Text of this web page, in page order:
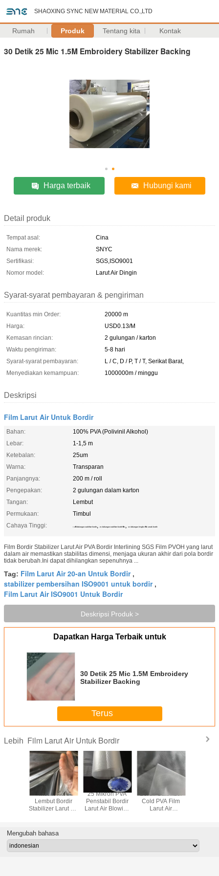
SHAOXING SYNC NEW MATERIAL CO.,LTD
Rumah Produk Tentang kita Kontak
30 Detik 25 Mic 1.5M Embroidery Stabilizer Backing
Harga terbaik Hubungi kami
Detail produk
Tempat asal:
Cina
Nama merek:
SNYC
Sertifikasi:
SGS,ISO9001
Nomor model:
Larut Air Dingin
Syarat-syarat pembayaran & pengiriman
Kuantitas min Order:
20000 m
Harga:
USD0.13/M
Kemasan rincian:
2 gulungan / karton
Waktu pengiriman:
5-8 hari
Syarat-syarat pembayaran:
L / C, D / P, T / T, Serikat Barat,
Menyediakan kemampuan:
1000000m / minggu
Deskripsi
Film Larut Air Untuk Bordir
Bahan:
100% PVA (Polivinil Alkohol)
Lebar:
1-1,5 m
Ketebalan:
25um
Warna:
Transparan
Panjangnya:
200 m / roll
Pengepakan:
2 gulungan dalam karton
Tangan:
Lembut
Permukaan:
Timbul
Cahaya Tinggi:
1.5M dukungan stabilizer bordir , 25 dukungan stabilizer bordir Mic , 25 dukungan lengket Mic untuk bordir
Film Bordir Stabilizer Larut Air PVA Bordir Interlining SGS Film PVOH yang larut
dalam air memastikan stabilitas dimensi, menjaga ukuran akhir dari pola bordir
tidak berubah.Ini dapat dihilangkan sepenuhnya ...
Tag: Film Larut Air 20-an Untuk Bordir,
stabilizer pembersihan ISO9001 untuk bordir,
Film Larut Air ISO9001 Untuk Bordir
Deskripsi Produk >
Dapatkan Harga Terbaik untuk
30 Detik 25 Mic 1.5M Embroidery
Stabilizer Backing
Terus
Lebih Film Larut Air Untuk Bordir
Mesin PVA
Lembut Bordir
Stabilizer Larut Air
25 Mikron PVA
Penstabil Bordir
Larut Air Blowing
Bordir Stabilizer
Cold PVA Film
Larut Air
Mengubah bahasa